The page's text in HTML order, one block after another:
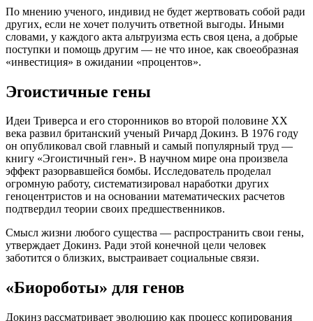
По мнению ученого, индивид не будет жертвовать собой ради
других, если не хочет получить ответной выгоды. Иными
словами, у каждого акта альтруизма есть своя цена, а добрые
поступки и помощь другим — не что иное, как своеобразная
«инвестиция» в ожидании «процентов».
Эгоистичные гены
Идеи Триверса и его сторонников во второй половине XX
века развил британский ученый Ричард Докинз. В 1976 году
он опубликовал свой главный и самый популярный труд —
книгу «Эгоистичный ген». В научном мире она произвела
эффект разорвавшейся бомбы. Исследователь проделал
огромную работу, систематизировал наработки других
геноцентристов и на основании математических расчетов
подтвердил теории своих предшественников.
Смысл жизни любого существа — распространить свои гены,
утверждает Докинз. Ради этой конечной цели человек
заботится о близких, выстраивает социальные связи.
«Биороботы» для генов
Докинз рассматривает эволюцию как процесс копирования